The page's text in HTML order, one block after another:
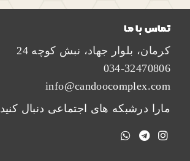
تماس با ما
کرمان، بلوار جهاد، نبش کوچه 24
034-32470806
info@candoocomplex.com
مارا درشبکه های اجتماعی دنبال کنید